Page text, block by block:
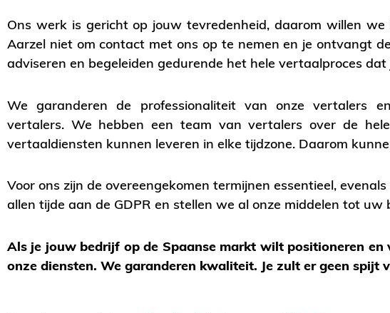
Ons werk is gericht op jouw tevredenheid, daarom willen
Aarzel niet om contact met ons op te nemen en je ontvangt
adviseren en begeleiden gedurende het hele vertaalproces dat
We garanderen de professionaliteit van onze vertalers
vertalers. We hebben een team van vertalers over de
vertaaldiensten kunnen leveren in elke tijdzone. Daarom
Voor ons zijn de overeengekomen termijnen essentieel,
allen tijde aan de GDPR en stellen we al onze middelen tot
Als je jouw bedrijf op de Spaanse markt wilt positioneren
onze diensten. We garanderen kwaliteit. Je zult er geen spijt